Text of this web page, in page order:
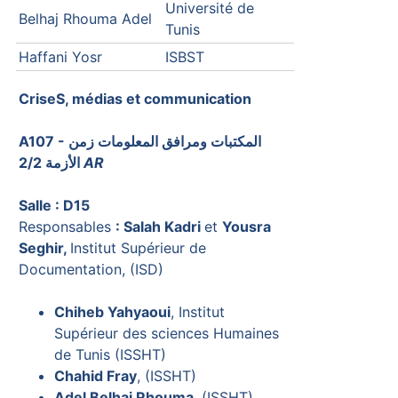
Belhaj Rhouma Adel
Université de
Tunis
Haffani Yosr
ISBST
CriseS, médias et communication
A107 - المكتبات ومرافق المعلومات زمن
الأزمة 2/2AR
Salle : D15
Responsables : Salah KadrietYousra
Seghir, Institut Supérieur de
Documentation, (ISD)
Chiheb Yahyaoui, Institut
Supérieur des sciences Humaines
de Tunis (ISSHT)
Chahid Fray, (ISSHT)